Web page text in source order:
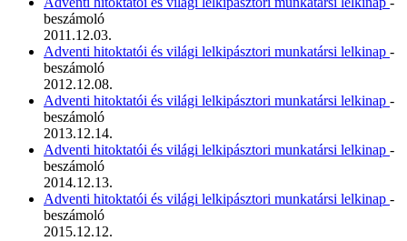
beszámoló
2011.12.03.
Adventi hitoktatói és világi lelkipásztori munkatársi lelkinap -
beszámoló
2012.12.08.
Adventi hitoktatói és világi lelkipásztori munkatársi lelkinap -
beszámoló
2013.12.14.
Adventi hitoktatói és világi lelkipásztori munkatársi lelkinap -
beszámoló
2014.12.13.
Adventi hitoktatói és világi lelkipásztori munkatársi lelkinap -
beszámoló
2015.12.12.